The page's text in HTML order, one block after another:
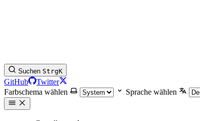
Suchen StrgK
GitHub
Twitter
Farbschema wählen
Sprache wählen